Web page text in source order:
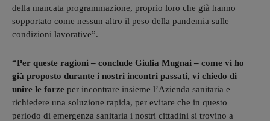
della mancata programmazione, proprio loro che già hanno
sopportato come nessun altro il peso della pandemia sulle
condizioni lavorative”.
“Per queste ragioni – conclude Giulia Mugnai – come vi ho
già proposto durante i nostri incontri passati, vi chiedo di
unire le forze per incontrare insieme l’Azienda sanitaria e
richiedere una soluzione rapida, per evitare che in questo
periodo di emergenza sanitaria i nostri cittadini si trovino a